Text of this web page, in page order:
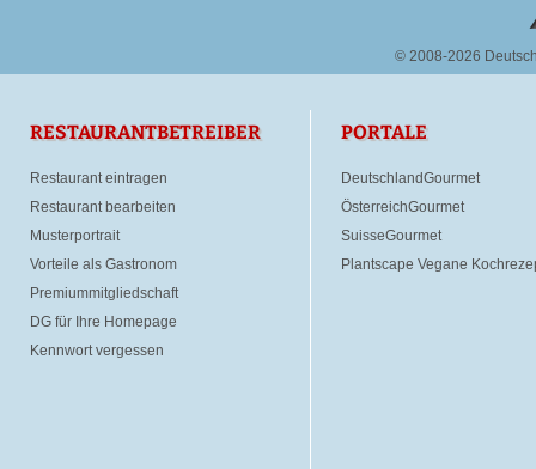
© 2008-2026
RESTAURANTBETREIBER
Restaurant eintragen
Restaurant bearbeiten
Musterportrait
Vorteile als Gastronom
Premiummitgliedschaft
DG für Ihre Homepage
Kennwort vergessen
PORTALE
DeutschlandGourmet
ÖsterreichGourmet
SuisseGourmet
Plantscape Vegane